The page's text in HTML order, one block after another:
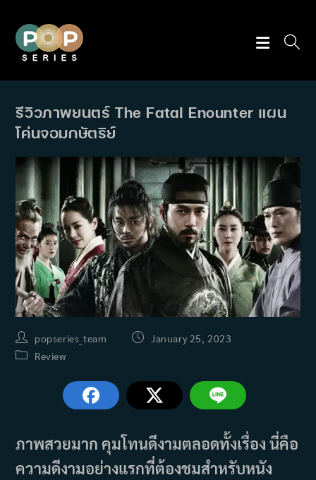
content
รีวิวภาพยนตร์ The Fatal Enounter แผน
โค่นจอมกษัตริย์
Post
author:
popseries_team
Post January 25, 2023
PostReview
ภาพสวยมาก คุมโทนดีงามตลอดทั้งเรื่อง นี่คือ
ความดีงามอย่างแรกที่ต้องชมสำหรับหนัง